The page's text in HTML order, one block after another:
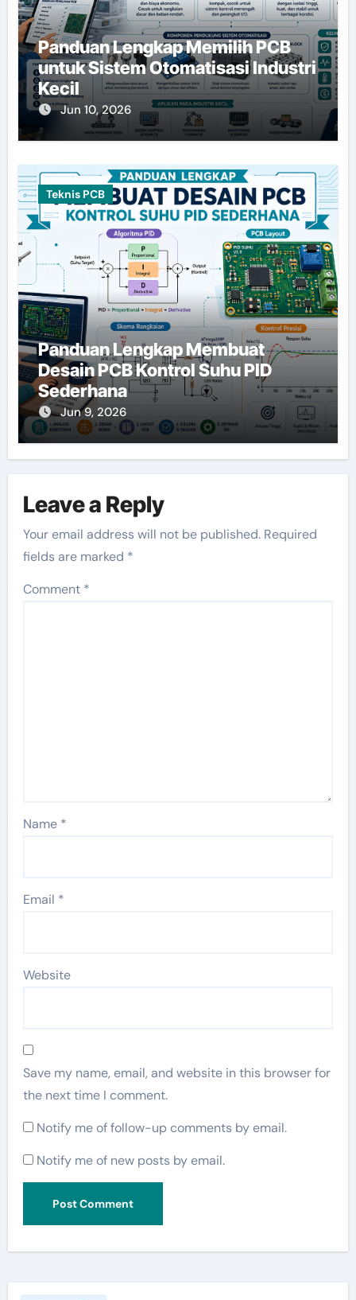
Panduan Lengkap Memilih PCB
untuk Sistem Otomatisasi Industri
Kecil
Jun 10, 2026
Teknis PCB
Panduan Lengkap Membuat
Desain PCB Kontrol Suhu PID
Sederhana
Jun 9, 2026
Leave a Reply
Your email address will not be published. Required
fields are marked *
Comment *
Name *
Email *
Website
Save my name, email, and website in this browser for
the next time I comment.
Notify me of follow-up comments by email.
Notify me of new posts by email.